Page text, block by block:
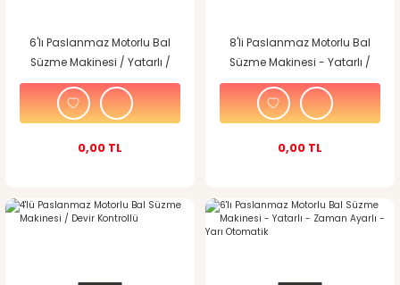
6'lı Paslanmaz Motorlu Bal
Süzme Makinesi / Yatarlı /
Zaman Ayarlı / Tam
Otomatik / Led Ekran
0,00 TL
8'li Paslanmaz Motorlu Bal
Süzme Makinesi - Yatarlı /
Zaman Ayarlı / Otomatik
0,00 TL